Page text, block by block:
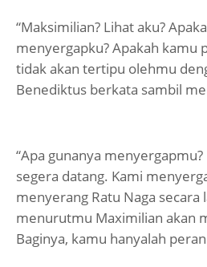
“Maksimilian? Lihat aku?
menyergapku? Apakah kamu
tidak akan tertipu olehmu
Benediktus berkata sambil
“Apa gunanya menyergapmu?
segera datang. Kami
menyerang Ratu Naga secara
menurutmu Maximilian akan
Baginya, kamu hanyalah